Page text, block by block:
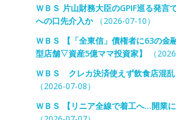
ＷＢＳ 片山財務大臣のGPIF巡る発
への口先介入か（2026-07-10）
ＷＢＳ 【「全東信」債権者に63の
型店舗▽資産5億ママ投資家】
（
ＷＢＳ クレカ決済使えず飲食店混
（2026-07-08）
ＷＢＳ 【リニア全線で着工へ…開業に